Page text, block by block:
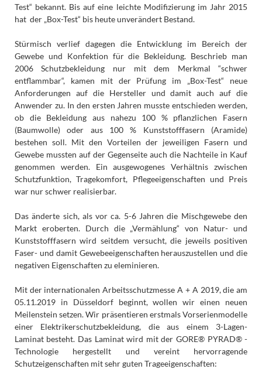
Test“ bekannt. Bis auf eine leichte Modifizierung im Jahr 2015
hat der „Box-Test“ bis heute unverändert Bestand.
Stürmisch verlief dagegen die Entwicklung im Bereich der
Gewebe und Konfektion für die Bekleidung. Beschrieb man
2006 Schutzbekleidung nur mit dem Merkmal “schwer
entflammbar“, kamen mit der Prüfung im „Box-Test“ neue
Anforderungen auf die Hersteller und damit auch auf die
Anwender zu. In den ersten Jahren musste entschieden werden,
ob die Bekleidung aus nahezu 100 % pflanzlichen Fasern
(Baumwolle) oder aus 100 % Kunststofffasern (Aramide)
bestehen soll. Mit den Vorteilen der jeweiligen Fasern und
Gewebe mussten auf der Gegenseite auch die Nachteile in Kauf
genommen werden. Ein ausgewogenes Verhältnis zwischen
Schutzfunktion, Tragekomfort, Pflegeeigenschaften und Preis
war nur schwer realisierbar.
Das änderte sich, als vor ca. 5-6 Jahren die Mischgewebe den
Markt eroberten. Durch die „Vermählung“ von Natur- und
Kunststofffasern wird seitdem versucht, die jeweils positiven
Faser- und damit Gewebeeigenschaften herauszustellen und die
negativen Eigenschaften zu eleminieren.
Mit der internationalen Arbeitsschutzmesse A + A 2019, die am
05.11.2019 in Düsseldorf beginnt, wollen wir einen neuen
Meilenstein setzen. Wir präsentieren erstmals Vorserienmodelle
einer Elektrikerschutzbekleidung, die aus einem 3-Lagen-
Laminat besteht. Das Laminat wird mit der GORE® PYRAD® -
Technologie hergestellt und vereint hervorragende
Schutzeigenschaften mit sehr guten Trageeigenschaften: